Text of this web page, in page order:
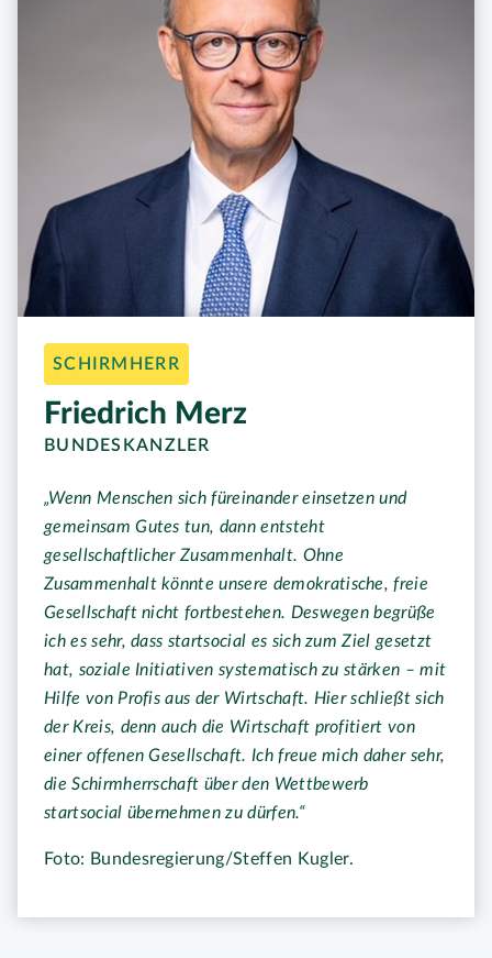
SCHIRMHERR
Friedrich Merz
BUNDESKANZLER
„Wenn Menschen sich füreinander einsetzen und
gemeinsam Gutes tun, dann entsteht
gesellschaftlicher Zusammenhalt. Ohne
Zusammenhalt könnte unsere demokratische, freie
Gesellschaft nicht fortbestehen. Deswegen begrüße
ich es sehr, dass startsocial es sich zum Ziel gesetzt
hat, soziale Initiativen systematisch zu stärken – mit
Hilfe von Profis aus der Wirtschaft. Hier schließt sich
der Kreis, denn auch die Wirtschaft profitiert von
einer offenen Gesellschaft. Ich freue mich daher sehr,
die Schirmherrschaft über den Wettbewerb
startsocial übernehmen zu dürfen.“
Foto: Bundesregierung/Steffen Kugler.